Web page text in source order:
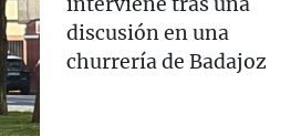
discusión en una
churrería de Badajoz